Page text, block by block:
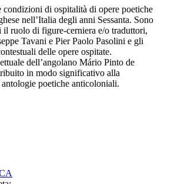
condizioni di ospitalità di opere poetiche
nell’Italia degli anni Sessanta. Sono
il ruolo di figure-cerniera e/o traduttori,
Tavani e Pier Paolo Pasolini e gli
delle opere ospitate.
dell’angolano Mário Pinto de
in modo significativo alla
poetiche anticoloniali.